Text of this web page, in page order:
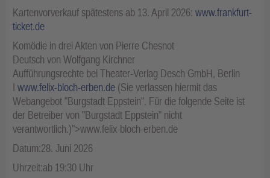
Kartenvorverkauf spätestens ab 13. April 2026: www.frankfurt-
ticket.de
Komödie in drei Akten von Pierre Chesnot
Deutsch von Wolfgang Kirchner
Aufführungsrechte bei Theater-Verlag Desch GmbH, Berlin
I www.felix-bloch-erben.de (Sie verlassen hiermit das
Webangebot "Burgstadt Eppstein". Für die folgende Seite ist
der Betreiber von "Burgstadt Eppstein" nicht
verantwortlich.)">www.felix-bloch-erben.de
Datum:28. Juni 2026
Uhrzeit:ab 19:30 Uhr